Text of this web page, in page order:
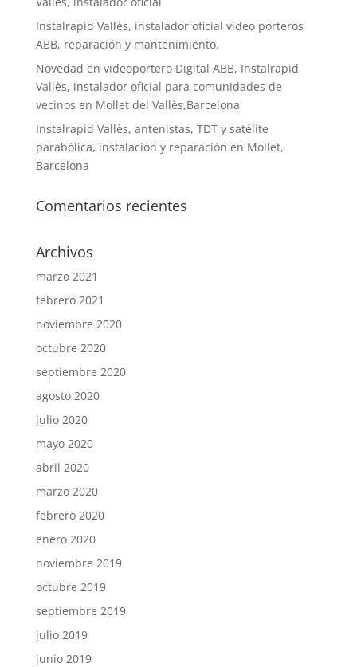
Instalrapid Vallès, instalador oficial video porteros
ABB, reparación y mantenimiento.
Novedad en videoportero Digital ABB, Instalrapid
Vallès, instalador oficial para comunidades de
vecinos en Mollet del Vallès,Barcelona
Instalrapid Vallès, antenistas, TDT y satélite
parabólica, instalación y reparación en Mollet,
Barcelona
Comentarios recientes
Archivos
marzo 2021
febrero 2021
noviembre 2020
octubre 2020
septiembre 2020
agosto 2020
julio 2020
mayo 2020
abril 2020
marzo 2020
febrero 2020
enero 2020
noviembre 2019
octubre 2019
septiembre 2019
julio 2019
junio 2019